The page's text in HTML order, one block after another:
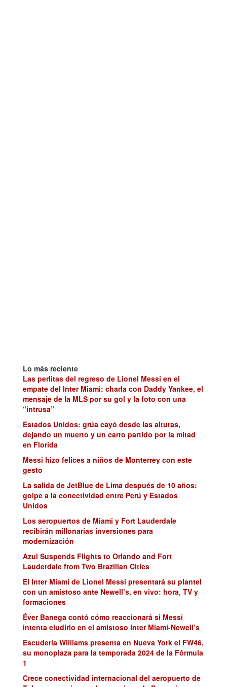
Lo más reciente
Las perlitas del regreso de Lionel Messi en el
empate del Inter Miami: charla con Daddy Yankee, el
mensaje de la MLS por su gol y la foto con una
“intrusa”
Estados Unidos: grúa cayó desde las alturas,
dejando un muerto y un carro partido por la mitad
en Florida
Messi hizo felices a niños de Monterrey con este
gesto
La salida de JetBlue de Lima después de 10 años:
golpe a la conectividad entre Perú y Estados
Unidos
Los aeropuertos de Miami y Fort Lauderdale
recibirán millonarias inversiones para
modernización
Azul Suspends Flights to Orlando and Fort
Lauderdale from Two Brazilian Cities
El Inter Miami de Lionel Messi presentará su plantel
con un amistoso ante Newell’s, en vivo: hora, TV y
formaciones
Éver Banega contó cómo reaccionará si Messi
intenta eludirlo en el amistoso Inter Miami-Newell’s
Escudería Williams presenta en Nueva York el FW46,
su monoplaza para la temporada 2024 de la Fórmula
1
Crece conectividad internacional del aeropuerto de